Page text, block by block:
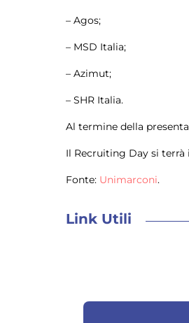
– Agos;
– MSD Italia;
– Azimut;
– SHR Italia.
Al termine della
Il Recruiting Day si terrà
Fonte: Unimarconi.
Link Utili